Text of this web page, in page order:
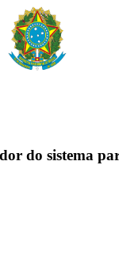
do sistema